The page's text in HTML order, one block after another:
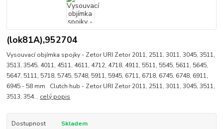
(lok81A),952704
Vysouvací objímka spojky - Zetor URI Zetor 2011, 2511, 3011, 3045, 3511,
3513, 3545, 4011, 4511, 4611, 4712, 4718, 4911, 5511, 5545, 5611, 5645,
5647, 5111, 5718, 5745, 5748, 5911, 5945, 6711, 6718, 6745, 6748, 6911,
6945 - 58 mm Clutch hub - Zetor URI Zetor 2011, 2511, 3011, 3045, 3511,
3513, 354... celý popis
Dostupnost Skladem